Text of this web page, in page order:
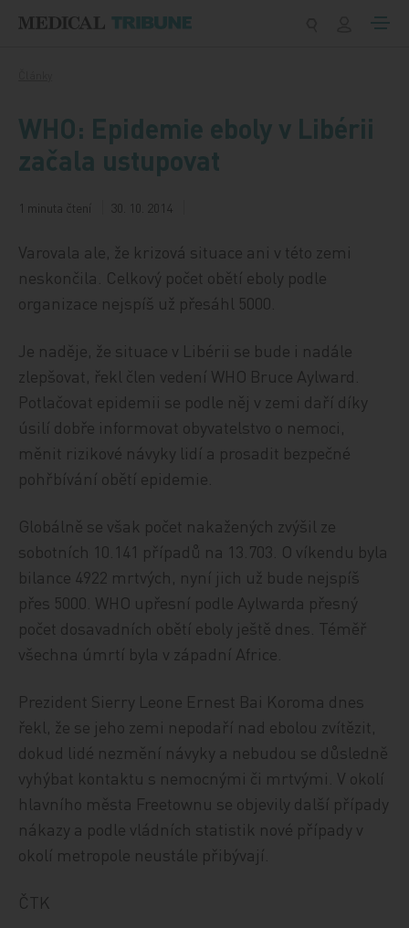
WHO: Epidemie eboly v Libérii
začala ustupovat
1 minuta čtení 30. 10. 2014
Varovala ale, že krizová situace ani v této zemi
neskončila. Celkový počet obětí eboly podle
organizace nejspíš už přesáhl 5000.
Je naděje, že situace v Libérii se bude i nadále
zlepšovat, řekl člen vedení WHO Bruce Aylward.
Potlačovat epidemii se podle něj v zemi daří díky
úsilí dobře informovat obyvatelstvo o nemoci,
měnit rizikové návyky lidí a prosadit bezpečné
pohřbívání obětí epidemie.
Globálně se však počet nakažených zvýšil ze
sobotních 10.141 případů na 13.703. O víkendu byla
bilance 4922 mrtvých, nyní jich už bude nejspíš
přes 5000. WHO upřesní podle Aylwarda přesný
počet dosavadních obětí eboly ještě dnes. Téměř
všechna úmrtí byla v západní Africe.
Prezident Sierry Leone Ernest Bai Koroma dnes
řekl, že se jeho zemi nepodaří nad ebolou zvítězit,
dokud lidé nezmění návyky a nebudou se důsledně
vyhýbat kontaktu s nemocnými či mrtvými. V okolí
hlavního města Freetownu se objevily další případy
nákazy a podle vládních statistik nové případy v
okolí metropole neustále přibývají.
ČTK